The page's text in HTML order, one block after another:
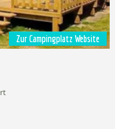
Zur Campingplatz Website